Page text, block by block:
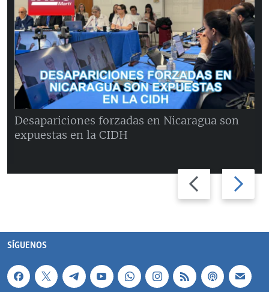
Previous
slide
Next
slide
Desapariciones forzadas en Nicaragua son
expuestas en la CIDH
SÍGUENOS